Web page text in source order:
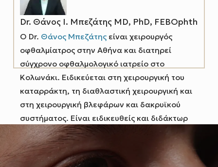
Dr. Θάνος Ι. Μπεζάτης MD, PhD, FEBOphth
O Dr. Θάνος Μπεζάτηςείναι χειρουργός
οφθαλμίατρος στην Αθήνα και διατηρεί
σύγχρονο οφθαλμολογικό ιατρείο στο
Κολωνάκι. Ειδικεύεται στη χειρουργική του
καταρράκτη, τη διαθλαστική χειρουργική και
στη χειρουργική βλεφάρων και δακρυϊκού
συστήματος. Είναι ειδικευθείς και διδάκτωρ
του Πανεπιστημίου της Βόννης και
μετεκπαιδευμένος επί εξαετία στο Ηνωμένο
Βασίλειο. Έχει διατελέσει διευθυντής